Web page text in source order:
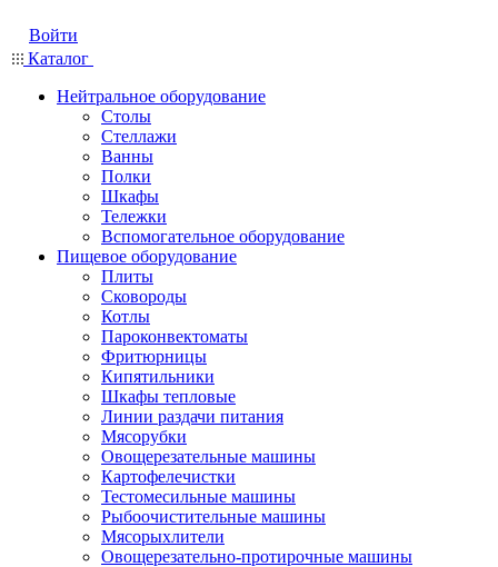
Войти
Каталог
Нейтральное оборудование
Столы
Стеллажи
Ванны
Полки
Шкафы
Тележки
Вспомогательное оборудование
Пищевое оборудование
Плиты
Сковороды
Котлы
Пароконвектоматы
Фритюрницы
Кипятильники
Шкафы тепловые
Линии раздачи питания
Мясорубки
Овощерезательные машины
Картофелечистки
Тестомесильные машины
Рыбоочистительные машины
Мясорыхлители
Овощерезательно-протирочные машины